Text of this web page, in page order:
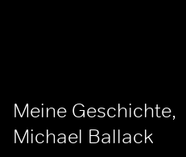
Meine Geschichte,
Michael Ballack